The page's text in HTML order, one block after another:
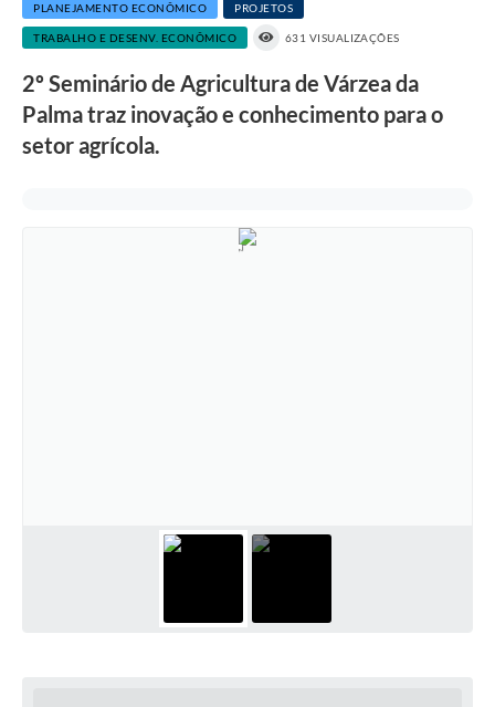
PLANEJAMENTO ECONÔMICO PROJETOS
TRABALHO E DESENV. ECONÔMICO 631 VISUALIZAÇÕES
2º Seminário de Agricultura de Várzea da
Palma traz inovação e conhecimento para o
setor agrícola.